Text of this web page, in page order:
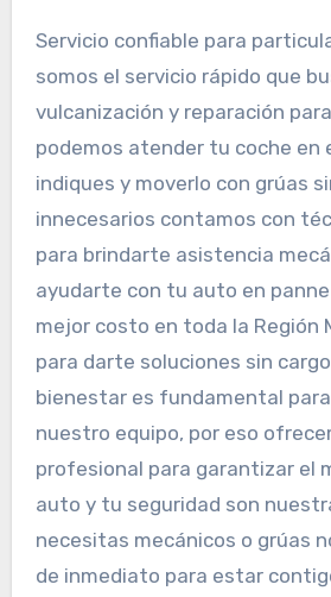
Servicio confiable para
somos el servicio rápido que
vulcanización y reparación
podemos atender tu coche en
indiques y moverlo con grúas
innecesarios contamos con
para brindarte asistencia
ayudarte con tu auto en
mejor costo en toda la Región
para darte soluciones sin
bienestar es fundamental
nuestro equipo, por eso
profesional para garantizar el
auto y tu seguridad son
necesitas mecánicos o grúas
de inmediato para estar